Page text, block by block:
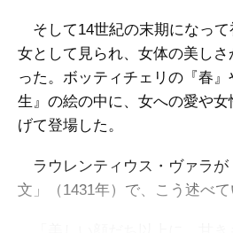
そして14世紀の末期になっ
女として見られ、女体の美し
った。ボッティチェリの『春
生』の絵の中に、女への愛や
げて登場した。
ラウレンティウス・ヴァラが
文」（1431年）で、こう述べて